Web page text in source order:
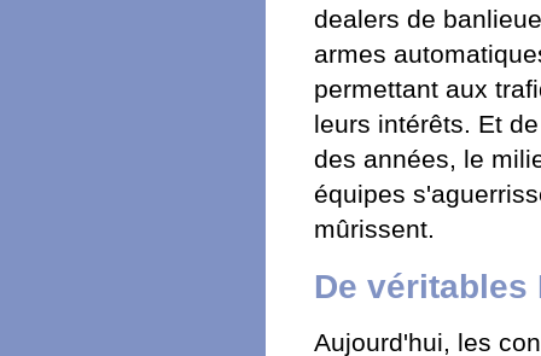
dealers de
armes
permettant aux
leurs intérêts. Et
des années, le
équipes
mûrissent.
De véritables
Aujourd'hui, les